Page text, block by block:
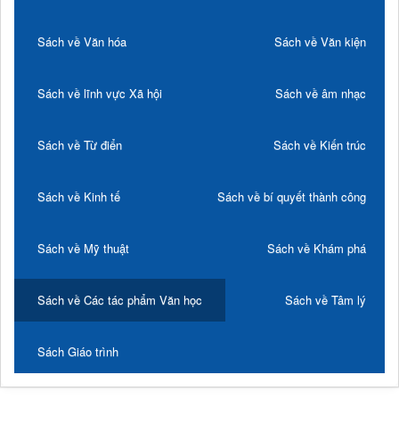
Sách về Văn hóa Sách về Văn kiện
Sách về lĩnh vực Xã hội Sách về âm nhạc
Sách về Từ điển Sách về Kiến trúc
Sách về Kinh tế Sách về bí quyết thành công
Sách về Mỹ thuật Sách về Khám phá
Sách về Các tác phẩm Văn học Sách về Tâm lý
Sách Giáo trình